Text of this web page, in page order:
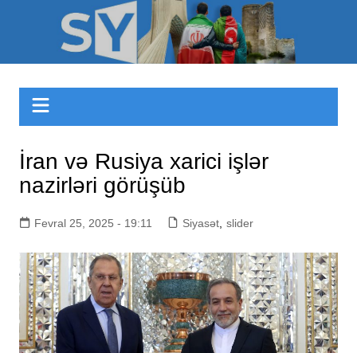
Sizinyol.org
İran və Rusiya xarici işlər
nazirləri görüşüb
Fevral 25, 2025 - 19:11 Siyasət, slider